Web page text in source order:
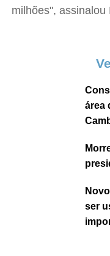
milhões", assinalou
área
ser